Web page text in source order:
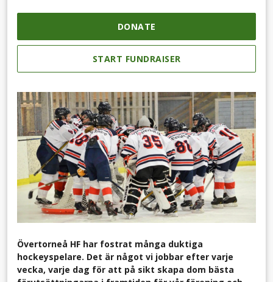
DONATE
START FUNDRAISER
Övertorneå HF har fostrat många duktiga
hockeyspelare. Det är något vi jobbar efter varje
vecka, varje dag för att på sikt skapa dom bästa